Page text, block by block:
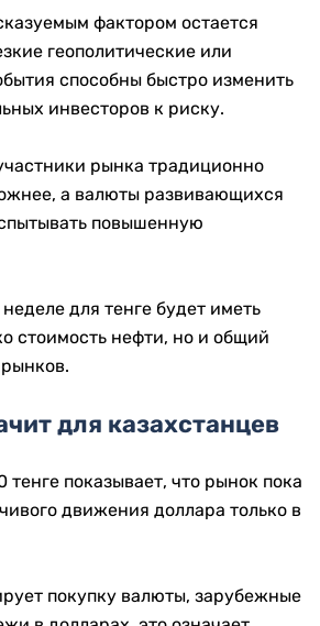
фактором остается
геополитические или
способны быстро изменить
инвесторов к риску.
рынка традиционно
а валюты развивающихся
повышенную
для тенге будет иметь
стоимость нефти, но и общий
для казахстанцев
показывает, что рынок пока
движения доллара только в
покупку валюты, зарубежные